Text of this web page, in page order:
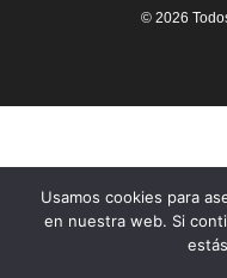
© 2026
Usamos cookies para
en nuestra web. Si